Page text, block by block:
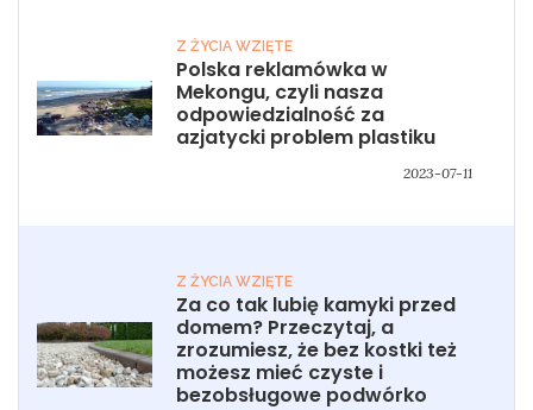
Z ŻYCIA WZIĘTE
Polska reklamówka w
Mekongu, czyli nasza
odpowiedzialność za
azjatycki problem plastiku
2023-07-11
Z ŻYCIA WZIĘTE
Za co tak lubię kamyki przed
domem? Przeczytaj, a
zrozumiesz, że bez kostki też
możesz mieć czyste i
bezobsługowe podwórko